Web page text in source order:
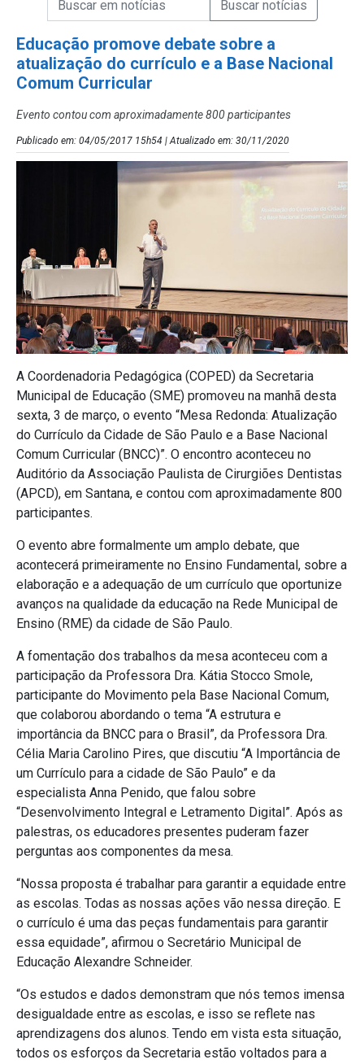
Educação promove debate sobre a
atualização do currículo e a Base Nacional
Comum Curricular
Evento contou com aproximadamente 800 participantes
Publicado em: 04/05/2017 15h54 | Atualizado em: 30/11/2020
A Coordenadoria Pedagógica (COPED) da Secretaria
Municipal de Educação (SME) promoveu na manhã desta
sexta, 3 de março, o evento “Mesa Redonda: Atualização
do Currículo da Cidade de São Paulo e a Base Nacional
Comum Curricular (BNCC)”. O encontro aconteceu no
Auditório da Associação Paulista de Cirurgiões Dentistas
(APCD), em Santana, e contou com aproximadamente 800
participantes.
O evento abre formalmente um amplo debate, que
acontecerá primeiramente no Ensino Fundamental, sobre a
elaboração e a adequação de um currículo que oportunize
avanços na qualidade da educação na Rede Municipal de
Ensino (RME) da cidade de São Paulo.
A fomentação dos trabalhos da mesa aconteceu com a
participação da Professora Dra. Kátia Stocco Smole,
participante do Movimento pela Base Nacional Comum,
que colaborou abordando o tema “A estrutura e
importância da BNCC para o Brasil”, da Professora Dra.
Célia Maria Carolino Pires, que discutiu “A Importância de
um Currículo para a cidade de São Paulo” e da
especialista Anna Penido, que falou sobre
“Desenvolvimento Integral e Letramento Digital”. Após as
palestras, os educadores presentes puderam fazer
perguntas aos componentes da mesa.
“Nossa proposta é trabalhar para garantir a equidade entre
as escolas. Todas as nossas ações vão nessa direção. E
o currículo é uma das peças fundamentais para garantir
essa equidade”, afirmou o Secretário Municipal de
Educação Alexandre Schneider.
“Os estudos e dados demonstram que nós temos imensa
desigualdade entre as escolas, e isso se reflete nas
aprendizagens dos alunos. Tendo em vista esta situação,
todos os esforços da Secretaria estão voltados para a